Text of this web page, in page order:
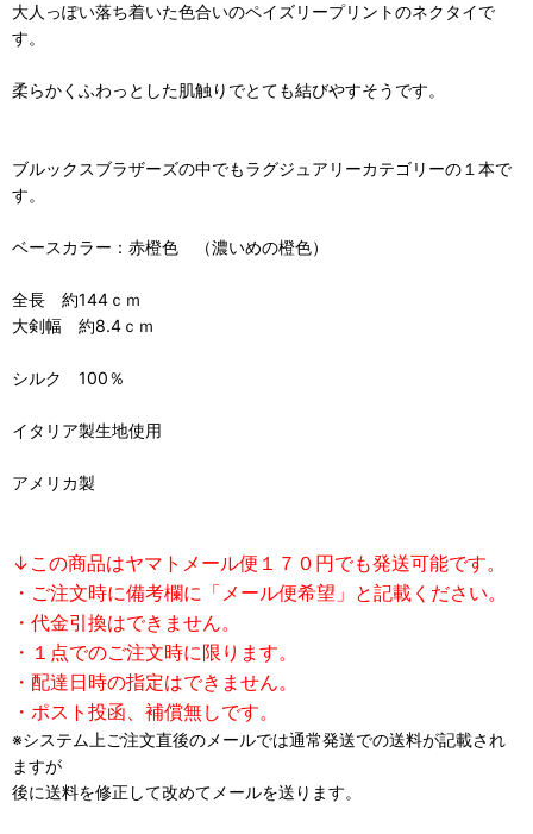
大人っぽい落ち着いた色合いのペイズリープリントのネクタイで
す。
柔らかくふわっとした肌触りでとても結びやすそうです。
ブルックスブラザーズの中でもラグジュアリーカテゴリーの１本で
す。
ベースカラー：赤橙色 （濃いめの橙色）
全長 約144ｃｍ
大剣幅 約8.4ｃｍ
シルク 100％
イタリア製生地使用
アメリカ製
↓この商品はヤマトメール便１７０円でも発送可能です。
・ご注文時に備考欄に「メール便希望」と記載ください。
・代金引換はできません。
・１点でのご注文時に限ります。
・配達日時の指定はできません。
・ポスト投函、補償無しです。
※システム上ご注文直後のメールでは通常発送での送料が記載され
ますが
後に送料を修正して改めてメールを送ります。